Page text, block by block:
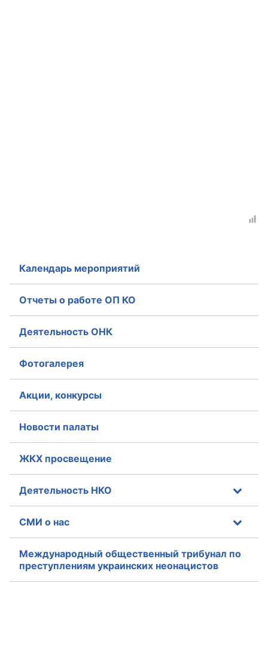
Календарь мероприятий
Отчеты о работе ОП КО
Деятельность ОНК
Фотогалерея
Акции, конкурсы
Новости палаты
ЖКХ просвещение
Деятельность НКО
СМИ о нас
Международный общественный трибунал по
преступлениям украинских неонацистов